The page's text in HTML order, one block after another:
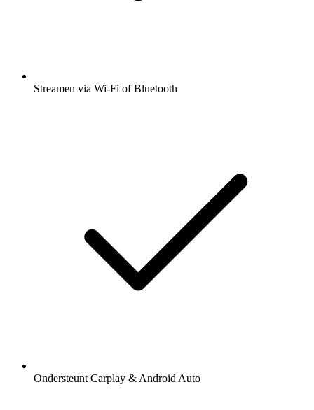
Streamen via Wi-Fi of Bluetooth
Ondersteunt Carplay & Android Auto